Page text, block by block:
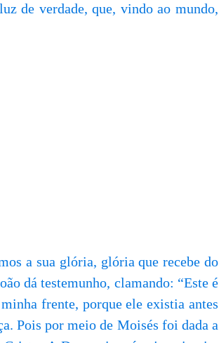
de verdade, que, vindo ao mundo,
a sua glória, glória que recebe do
dá testemunho, clamando: “Este é
frente, porque ele existia antes
Pois por meio de Moisés foi dada a